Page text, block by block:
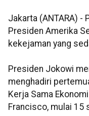
Jakarta (ANTARA)
Presiden Amerika
kekejaman yang
Presiden Jokowi
menghadiri
Kerja Sama
Francisco, mulai 15